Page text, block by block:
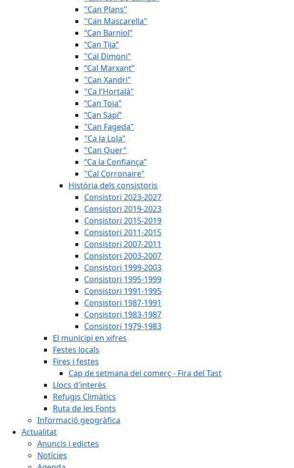
"Can Plans"
"Can Mascarella"
“Can Barniol”
“Can Tija”
"Cal Dimoni"
“Cal Marxant”
"Can Xandri"
"Ca l'Hortalà"
“Can Toia”
“Can Sapí”
"Can Fageda"
"Ca la Lola"
"Can Quer"
“Ca la Confiança”
"Cal Corronaire"
Història dels consistoris
Consistori 2023-2027
Consistori 2019-2023
Consistori 2015-2019
Consistori 2011-2015
Consistori 2007-2011
Consistori 2003-2007
Consistori 1999-2003
Consistori 1995-1999
Consistori 1991-1995
Consistori 1987-1991
Consistori 1983-1987
Consistori 1979-1983
El municipi en xifres
Festes locals
Fires i festes
Cap de setmana del comerç - Fira del Tast
Llocs d'interès
Refugis Climàtics
Ruta de les Fonts
Informació geogràfica
Actualitat
Anuncis i edictes
Notícies